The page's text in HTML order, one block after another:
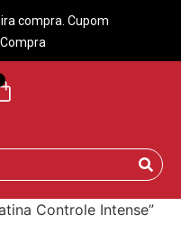
compra. Cupom
Controle Intense”